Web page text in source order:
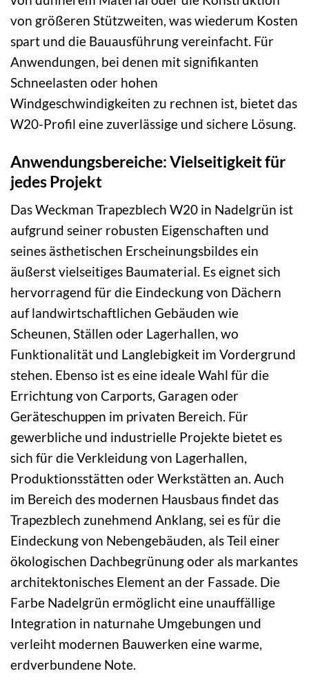
von größeren Stützweiten, was wiederum Kosten
spart und die Bauausführung vereinfacht. Für
Anwendungen, bei denen mit signifikanten
Schneelasten oder hohen
Windgeschwindigkeiten zu rechnen ist, bietet das
W20-Profil eine zuverlässige und sichere Lösung.
Anwendungsbereiche: Vielseitigkeit für
jedes Projekt
Das Weckman Trapezblech W20 in Nadelgrün ist
aufgrund seiner robusten Eigenschaften und
seines ästhetischen Erscheinungsbildes ein
äußerst vielseitiges Baumaterial. Es eignet sich
hervorragend für die Eindeckung von Dächern
auf landwirtschaftlichen Gebäuden wie
Scheunen, Ställen oder Lagerhallen, wo
Funktionalität und Langlebigkeit im Vordergrund
stehen. Ebenso ist es eine ideale Wahl für die
Errichtung von Carports, Garagen oder
Geräteschuppen im privaten Bereich. Für
gewerbliche und industrielle Projekte bietet es
sich für die Verkleidung von Lagerhallen,
Produktionsstätten oder Werkstätten an. Auch
im Bereich des modernen Hausbaus findet das
Trapezblech zunehmend Anklang, sei es für die
Eindeckung von Nebengebäuden, als Teil einer
ökologischen Dachbegrünung oder als markantes
architektonisches Element an der Fassade. Die
Farbe Nadelgrün ermöglicht eine unauffällige
Integration in naturnahe Umgebungen und
verleiht modernen Bauwerken eine warme,
erdverbundene Note.